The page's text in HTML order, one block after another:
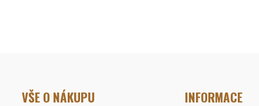
VŠE O NÁKUPU INFORMACE